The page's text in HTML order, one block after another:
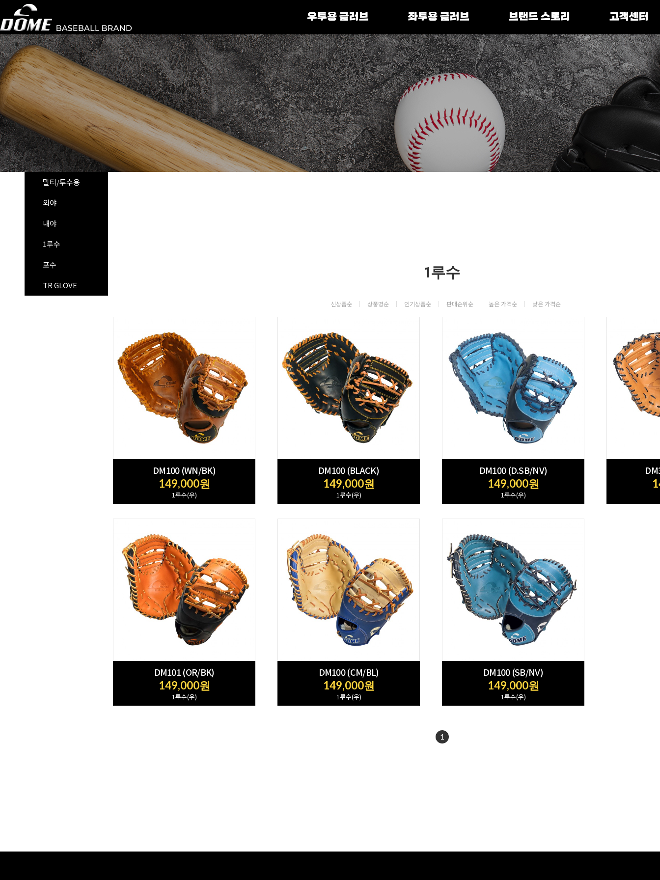
우투용 글러브 좌투용 글러브 브랜드 스토리 고객센터
멀티/투수용
외야
내야
1루수
포수
TR GLOVE
1루수
신상품순 상품명순 인기상품순 판매순위순 높은 가격순 낮은 가격순
DM100 (WN/BK)
149,000원
1루수(우)
DM100 (BLACK)
149,000원
1루수(우)
DM100 (D.SB/NV)
149,000원
1루수(우)
DM101 (OR/BK)
149,000원
1루수(우)
DM100 (CM/BL)
149,000원
1루수(우)
DM100 (SB/NV)
149,000원
1루수(우)
1